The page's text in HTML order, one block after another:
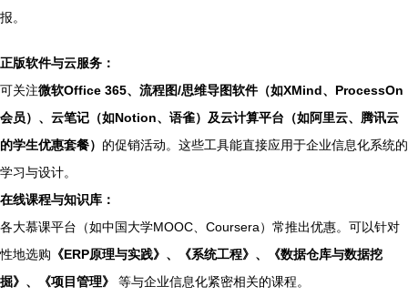
报。
正版软件与云服务：
可关注微软Office 365、流程图/思维导图软件（如XMind、ProcessOn
会员）、云笔记（如Notion、语雀）及云计算平台（如阿里云、腾讯云
的学生优惠套餐） 的促销活动。这些工具能直接应用于企业信息化系统的
学习与设计。
在线课程与知识库：
各大慕课平台（如中国大学MOOC、Coursera）常推出优惠。可以针对
性地选购 《ERP原理与实践》、《系统工程》、《数据仓库与数据挖
掘》、《项目管理》
等与企业信息化紧密相关的课程。